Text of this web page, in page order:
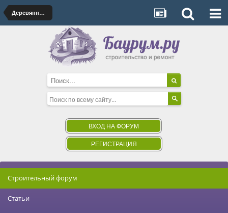
Деревянные дома
ВХОД НА ФОРУМ
РЕГИСТРАЦИЯ
Строительный форум
Статьи